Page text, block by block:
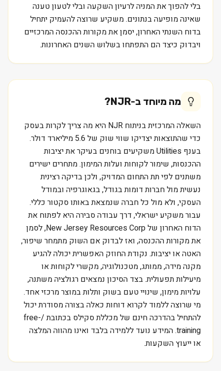
בלי להפוך את המניה לרעיון השקעה ובלי לטעון טענה
שאינה מופיעה בנתונים. משקיע שרוצה להעמיק יתחיל
בדוח השנתי האחרון, יסמן את מקורות ההכנסה המרכזיים
ויבדוק כיצד הם התפתחו בשלוש השנים האחרונות.
מה מיוחד ב-NJR
?
השאלה המרכזית בניתוח NJR היא מה צריך לקרות בעסק
כדי שהתוצאות יצדיקו שווי שוק של 5.6 מיליארד דולר.
בענף Utilities משקיעים בוחנים בעיקר את יציבות
ההכנסות, שימור לקוחות ועלות המימון. מתחרים ישירים
משתנים לפי תת התחום המדויק, ולכן בדיקה רצינית
נעשית מול חברות דומות בגודל, בגאוגרפיה ובמודל
העסקי, ולא מול כל חברה שנמצאת באותו סקטור כללי.
עבור משקיע ישראלי, דרך עבודה סבירה היא לפתוח את
הדוח האחרון של New Jersey Resources Corp, לסמן
את מקורות ההכנסה, ואז לבדוק אם השוק מתמחר שיפור,
האטה או יציבות. נקודת החוזק האפשרית יכולה להגיע
מקנה מידה, ממותג, מטכנולוגיה, מקשרי לקוחות או
מיעילות תפעולית. בצד הסיכון נמצאים רגולציה משתנה,
עלויות מימון, שינויי טעם בשוק ותלות במוצר מרכזי אחד.
מי שרוצה ללמוד לקרוא דוחות כאלה בצורה מסודרת יכול
להתחיל בהדרכה חינם של מכללת סקילס בכתובת /free-
training. המידע נועד ללמידה בלבד ואינו מהווה המלצה
או ייעוץ השקעות.